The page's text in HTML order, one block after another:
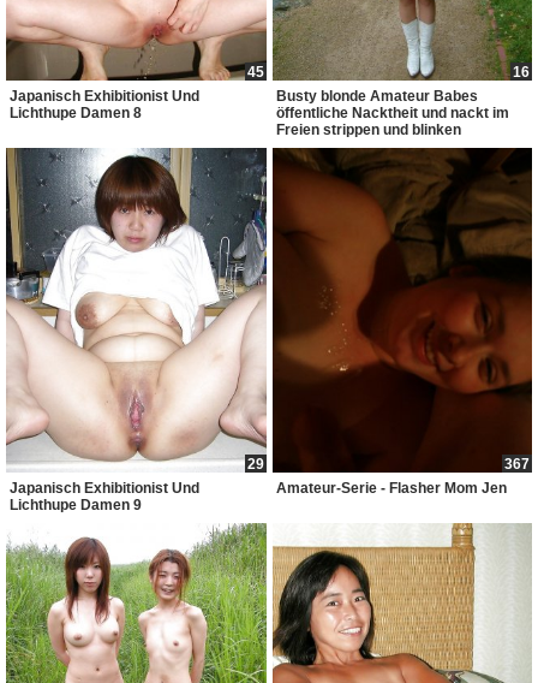
45
Japanisch Exhibitionist Und
Lichthupe Damen 8
16
Busty blonde Amateur Babes
öffentliche Nacktheit und nackt im
Freien strippen und blinken
29
Japanisch Exhibitionist Und
Lichthupe Damen 9
367
Amateur-Serie - Flasher Mom Jen